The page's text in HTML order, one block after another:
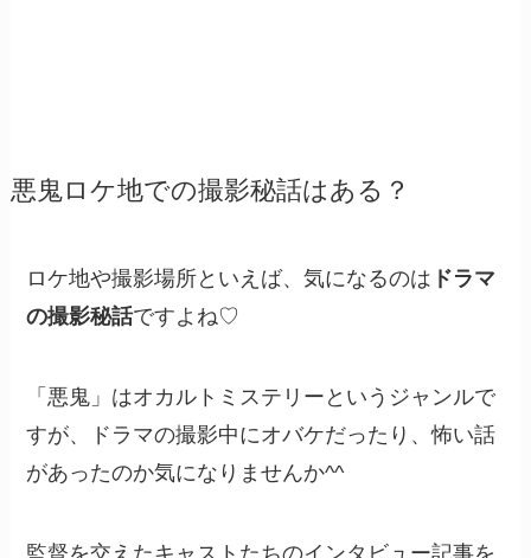
悪鬼ロケ地での撮影秘話はある？
ロケ地や撮影場所といえば、気になるのは ドラマ
の撮影秘話ですよね♡
「悪鬼」はオカルトミステリーというジャンルで
すが、ドラマの撮影中にオバケだったり、怖い話
があったのか気になりませんか^^
監督を交えたキャストたちのインタビュー記事を